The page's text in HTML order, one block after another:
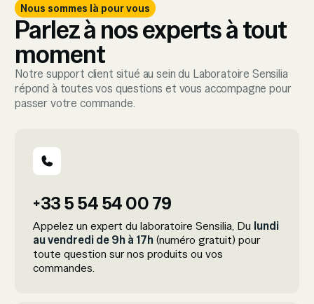
Nous sommes là pour vous
Parlez à nos experts à tout
moment
Notre support client situé au sein du Laboratoire Sensilia
répond à toutes vos questions et vous accompagne pour
passer votre commande.
+33 5 54 54 00 79
Appelez un expert du laboratoire Sensilia, Du lundi
au vendredi de 9h à 17h(numéro gratuit) pour
toute question sur nos produits ou vos
commandes.